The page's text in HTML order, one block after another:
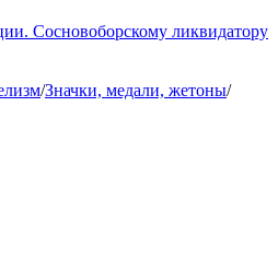
Сосновоборскому ликвидатору
/Значки, медали, жетоны/